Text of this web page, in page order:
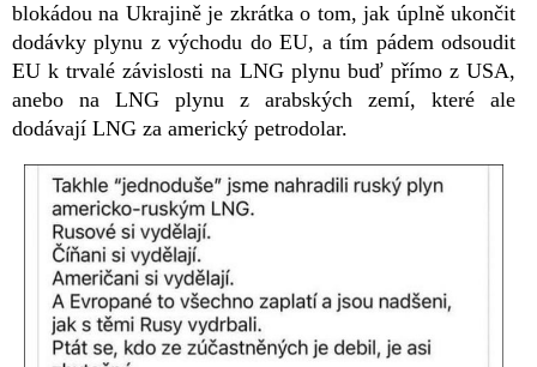
blokádou na Ukrajině je zkrátka o tom, jak úplně ukončit
dodávky plynu z východu do EU, a tím pádem odsoudit
EU k trvalé závislosti na LNG plynu buď přímo z USA,
anebo na LNG plynu z arabských zemí, které ale
dodávají LNG za americký petrodolar.